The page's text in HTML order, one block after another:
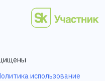
использование